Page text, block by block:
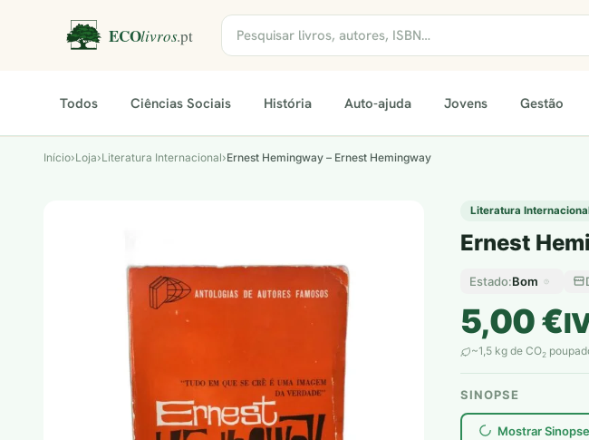
Todos Ciências Sociais História Auto-ajuda Jovens Gestão
Início›Loja›Literatura Internacional›Ernest Hemingway – Ernest Hemingway
Literatura
Ernest
Estado:Bom
5,00€
~1,5 kg de CO2
SINOPSE
Mostrar Sinopse
plantar árvores reais